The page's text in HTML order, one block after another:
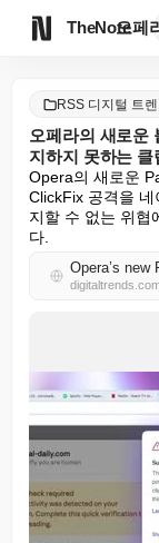
TheNote
RSS 디지털 트렌
오페라의 새로운
지하지 못하는
Opera의 새로운
ClickFix 공격을
지할 수 없는 위협
다.